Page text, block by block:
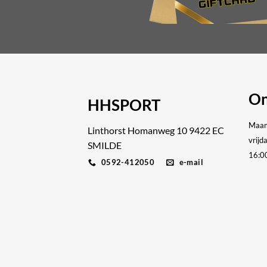
HHSPORT
Linthorst Homanweg 10 9422 EC
SMILDE
0592-412050 e-mail